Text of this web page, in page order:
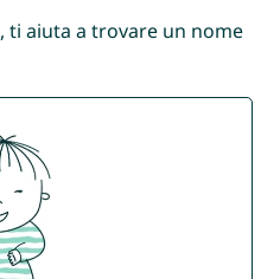
, ti aiuta a trovare un nome